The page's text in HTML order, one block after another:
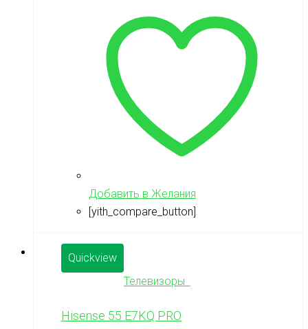
Добавить в Желания
[yith_compare_button]
Quickview
Телевизоры
Hisense 55 E7KQ PRO